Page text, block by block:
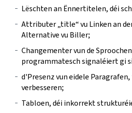
Lëschten an Ënnertitelen, déi
Attributer „title“ vu Linken an
Alternative vu Biller;
Changementer vun de
programmatesch signaléiert gi
d'Presenz vun eidele
verbesseren;
Tabloen, déi inkorrekt